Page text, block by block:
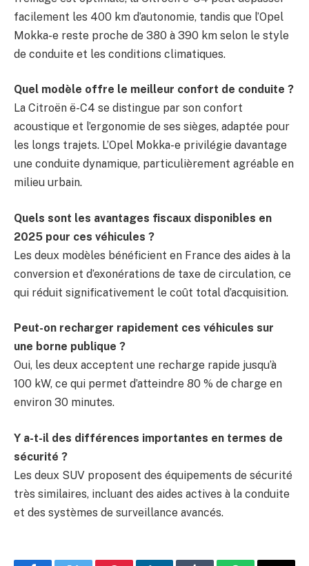
facilement les 400 km d’autonomie, tandis que l’Opel
Mokka-e reste proche de 380 à 390 km selon le style
de conduite et les conditions climatiques.
Quel modèle offre le meilleur confort de conduite ?
La Citroën ë-C4 se distingue par son confort
acoustique et l’ergonomie de ses sièges, adaptée pour
les longs trajets. L’Opel Mokka-e privilégie davantage
une conduite dynamique, particulièrement agréable en
milieu urbain.
Quels sont les avantages fiscaux disponibles en
2025 pour ces véhicules ?
Les deux modèles bénéficient en France des aides à la
conversion et d’exonérations de taxe de circulation, ce
qui réduit significativement le coût total d’acquisition.
Peut-on recharger rapidement ces véhicules sur
une borne publique ?
Oui, les deux acceptent une recharge rapide jusqu’à
100 kW, ce qui permet d’atteindre 80 % de charge en
environ 30 minutes.
Y a-t-il des différences importantes en termes de
sécurité ?
Les deux SUV proposent des équipements de sécurité
très similaires, incluant des aides actives à la conduite
et des systèmes de surveillance avancés.